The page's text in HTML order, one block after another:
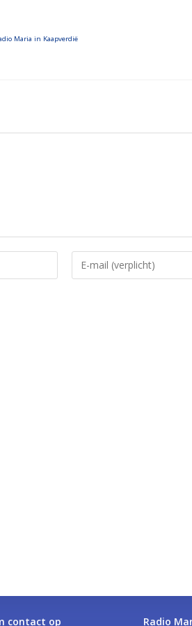
Maria in Kaapverdië
contact op Radio